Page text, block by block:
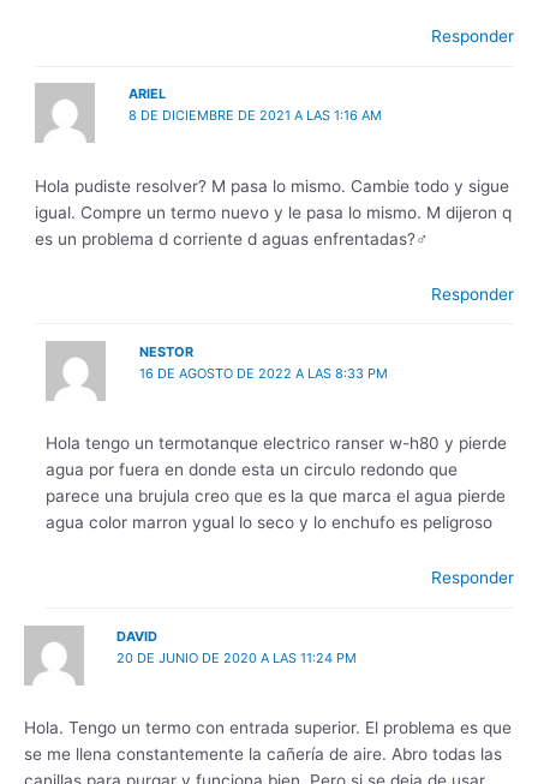
Responder
ARIEL
8 DE DICIEMBRE DE 2021 A LAS 1:16 AM
Hola pudiste resolver? M pasa lo mismo. Cambie todo y sigue
igual. Compre un termo nuevo y le pasa lo mismo. M dijeron q
es un problema d corriente d aguas enfrentadas?‍♂️
Responder
NESTOR
16 DE AGOSTO DE 2022 A LAS 8:33 PM
Hola tengo un termotanque electrico ranser w-h80 y pierde
agua por fuera en donde esta un circulo redondo que
parece una brujula creo que es la que marca el agua pierde
agua color marron ygual lo seco y lo enchufo es peligroso
Responder
DAVID
20 DE JUNIO DE 2020 A LAS 11:24 PM
Hola. Tengo un termo con entrada superior. El problema es que
se me llena constantemente la cañería de aire. Abro todas las